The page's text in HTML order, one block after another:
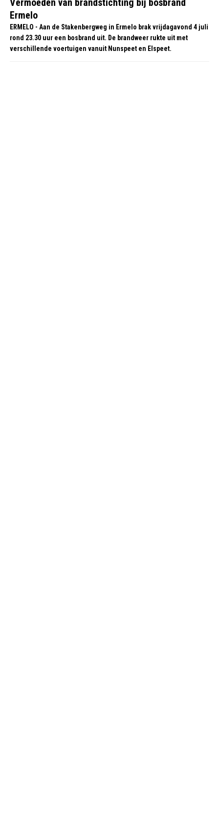
Vermoeden van brandstichting bij bosbrand
Ermelo
ERMELO - Aan de Stakenbergweg in Ermelo brak vrijdagavond 4 juli
rond 23.30 uur een bosbrand uit. De brandweer rukte uit met
verschillende voertuigen vanuit Nunspeet en Elspeet.